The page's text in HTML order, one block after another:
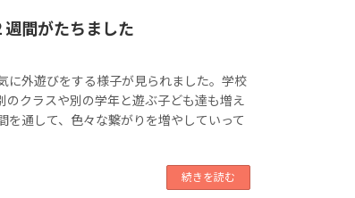
間がたちました
に外遊びをする様子が見られました。学校
のクラスや別の学年と遊ぶ子ども達も増え
を通して、色々な繋がりを増やしていって
続きを読む